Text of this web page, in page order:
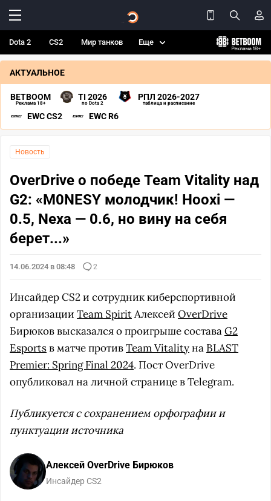
Dota 2 CS2 Мир танков Еще
АКТУАЛЬНОЕ
BETBOOM
Реклама 18+
TI 2026
по Dota 2
РПЛ 2026-2027
таблица и расписание
EWC CS2 EWC R6
Новость
OverDrive о победе Team Vitality над
G2: «M0NESY молодчик! Hooxi —
0.5, Nexa — 0.6, но вину на себя
берет...»
14.06.2024 в 08:48 2
Инсайдер CS2 и сотрудник киберспортивной
организации Team SpiritАлексей OverDrive
Бирюков высказался о проигрыше составаG2
Esportsв матче противTeam Vitalityна BLAST
Premier: Spring Final 2024. Пост OverDrive
опубликовал на личной странице в Telegram.
Публикуется с сохранением орфографии и
пунктуации источника
Алексей OverDrive Бирюков
Инсайдер CS2